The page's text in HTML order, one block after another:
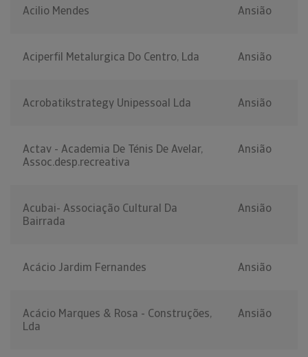
Acilio Mendes Ansião
Aciperfil Metalurgica Do Centro, Lda Ansião
Acrobatikstrategy Unipessoal Lda Ansião
Actav - Academia De Ténis De Avelar,
Assoc.desp.recreativa
Ansião
Acubai- Associação Cultural Da
Bairrada
Ansião
Acácio Jardim Fernandes Ansião
Acácio Marques & Rosa - Construções,
Lda
Ansião